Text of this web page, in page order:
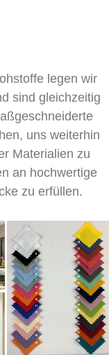
legen wir
sind gleichzeitig
uns weiterhin
Materialien zu
an hochwertige
zu erfüllen.